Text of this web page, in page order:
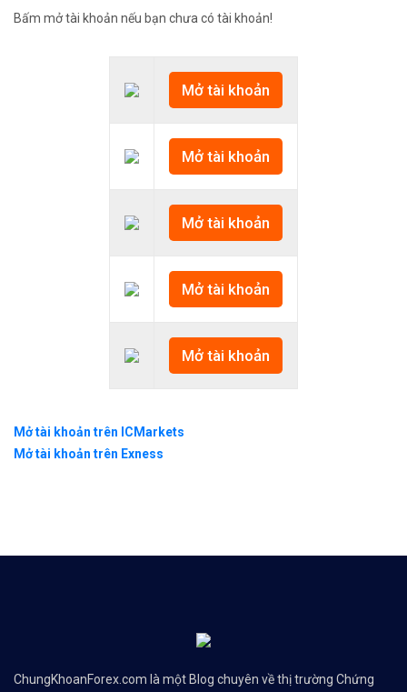
Bấm mở tài khoản nếu bạn chưa có tài khoản!
Mở tài khoản
Mở tài khoản
Mở tài khoản
Mở tài khoản
Mở tài khoản
Mở tài khoản trên ICMarkets
Mở tài khoản trên Exness
ChungKhoanForex.com là một Blog chuyên về thị trường Chứng